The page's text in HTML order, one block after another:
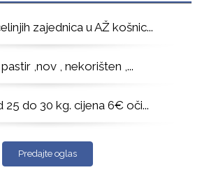
zajednica u AŽ košnic...
,nov , nekorišten ,...
25 do 30 kg. cijena 6€ oči...
Predajte oglas